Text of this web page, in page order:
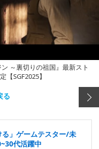
～裏切りの祖国』最新スト
SGF2025】
る
る」ゲームテスター/未
代活躍中